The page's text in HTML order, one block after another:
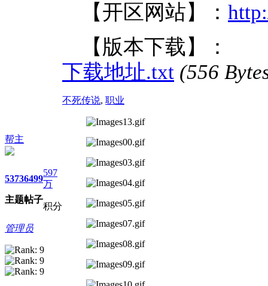
帮主
5373
主题
6499
帖子
597
万
积分
管理员
【开区网站】：
【版本下载】：
下载地址.txt (556
不死传说, 职业